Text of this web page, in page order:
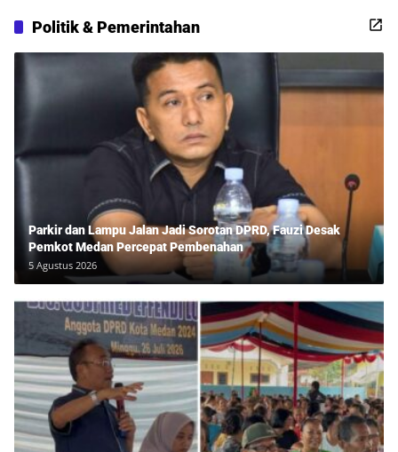
Politik & Pemerintahan
Parkir dan Lampu Jalan Jadi Sorotan DPRD, Fauzi Desak
Pemkot Medan Percepat Pembenahan
5 Agustus 2026